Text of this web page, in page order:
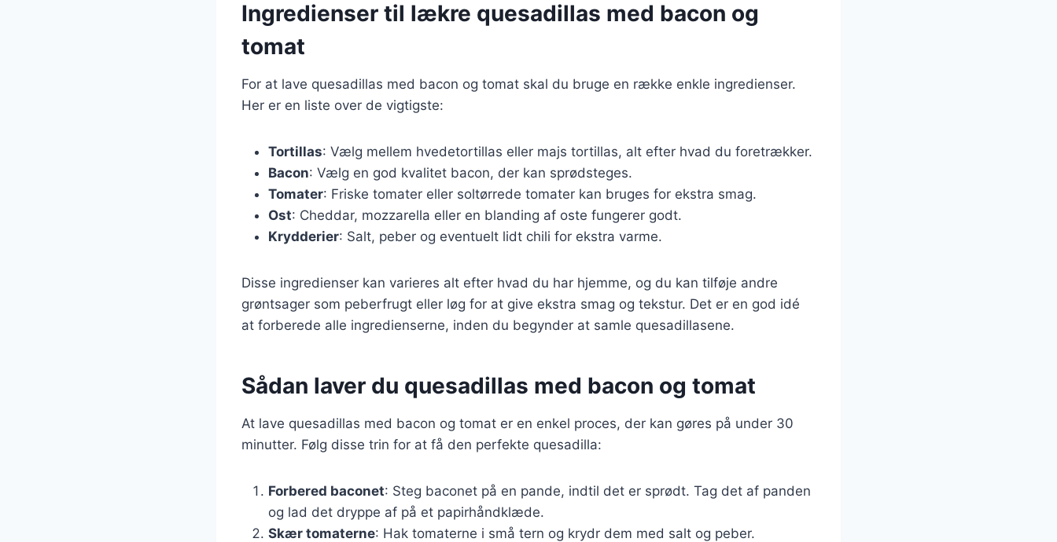
Ingredienser til lækre quesadillas med bacon og
tomat
For at lave quesadillas med bacon og tomat skal du bruge en række enkle ingredienser.
Her er en liste over de vigtigste:
Tortillas: Vælg mellem hvedetortillas eller majs tortillas, alt efter hvad du foretrækker.
Bacon: Vælg en god kvalitet bacon, der kan sprødsteges.
Tomater: Friske tomater eller soltørrede tomater kan bruges for ekstra smag.
Ost: Cheddar, mozzarella eller en blanding af oste fungerer godt.
Krydderier: Salt, peber og eventuelt lidt chili for ekstra varme.
Disse ingredienser kan varieres alt efter hvad du har hjemme, og du kan tilføje andre
grøntsager som peberfrugt eller løg for at give ekstra smag og tekstur. Det er en god idé
at forberede alle ingredienserne, inden du begynder at samle quesadillasene.
Sådan laver du quesadillas med bacon og tomat
At lave quesadillas med bacon og tomat er en enkel proces, der kan gøres på under 30
minutter. Følg disse trin for at få den perfekte quesadilla:
Forbered baconet: Steg baconet på en pande, indtil det er sprødt. Tag det af panden
og lad det dryppe af på et papirhåndklæde.
Skær tomaterne: Hak tomaterne i små tern og krydr dem med salt og peber.